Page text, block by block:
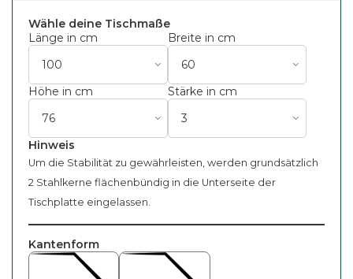
Wähle deine Tischmaße
Länge in cm
Breite in cm
Höhe in cm Stärke in cm
Hinweis
Um die Stabilität zu gewährleisten, werden grundsätzlich
2 Stahlkerne flächenbündig in die Unterseite der
Tischplatte eingelassen.
Kantenform